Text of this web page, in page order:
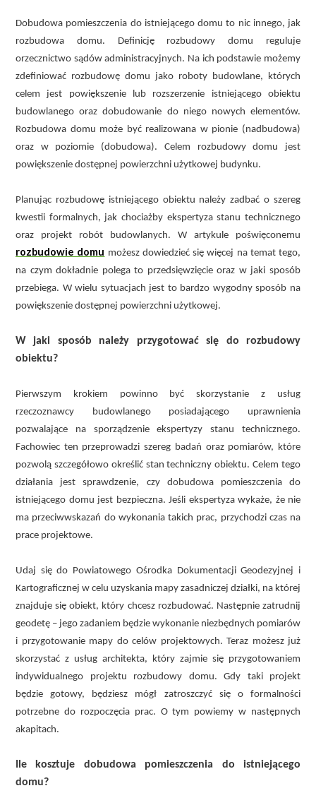
Dobudowa pomieszczenia do istniejącego domu to nic innego, jak
rozbudowa domu. Definicję rozbudowy domu reguluje
orzecznictwo sądów administracyjnych. Na ich podstawie możemy
zdefiniować rozbudowę domu jako roboty budowlane, których
celem jest powiększenie lub rozszerzenie istniejącego obiektu
budowlanego oraz dobudowanie do niego nowych elementów.
Rozbudowa domu może być realizowana w pionie (nadbudowa)
oraz w poziomie (dobudowa). Celem rozbudowy domu jest
powiększenie dostępnej powierzchni użytkowej budynku.
Planując rozbudowę istniejącego obiektu należy zadbać o szereg
kwestii formalnych, jak chociażby ekspertyza stanu technicznego
oraz projekt robót budowlanych. W artykule poświęconemu
rozbudowie domu możesz dowiedzieć się więcej na temat tego,
na czym dokładnie polega to przedsięwzięcie oraz w jaki sposób
przebiega. W wielu sytuacjach jest to bardzo wygodny sposób na
powiększenie dostępnej powierzchni użytkowej.
W jaki sposób należy przygotować się do rozbudowy
obiektu?
Pierwszym krokiem powinno być skorzystanie z usług
rzeczoznawcy budowlanego posiadającego uprawnienia
pozwalające na sporządzenie ekspertyzy stanu technicznego.
Fachowiec ten przeprowadzi szereg badań oraz pomiarów, które
pozwolą szczegółowo określić stan techniczny obiektu. Celem tego
działania jest sprawdzenie, czy dobudowa pomieszczenia do
istniejącego domu jest bezpieczna. Jeśli ekspertyza wykaże, że nie
ma przeciwwskazań do wykonania takich prac, przychodzi czas na
prace projektowe.
Udaj się do Powiatowego Ośrodka Dokumentacji Geodezyjnej i
Kartograficznej w celu uzyskania mapy zasadniczej działki, na której
znajduje się obiekt, który chcesz rozbudować. Następnie zatrudnij
geodetę – jego zadaniem będzie wykonanie niezbędnych pomiarów
i przygotowanie mapy do celów projektowych. Teraz możesz już
skorzystać z usług architekta, który zajmie się przygotowaniem
indywidualnego projektu rozbudowy domu. Gdy taki projekt
będzie gotowy, będziesz mógł zatroszczyć się o formalności
potrzebne do rozpoczęcia prac. O tym powiemy w następnych
akapitach.
Ile kosztuje dobudowa pomieszczenia do istniejącego
domu?